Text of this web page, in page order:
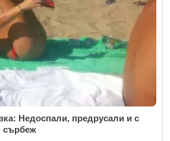
Недоспали, предрусали и с
сърбеж